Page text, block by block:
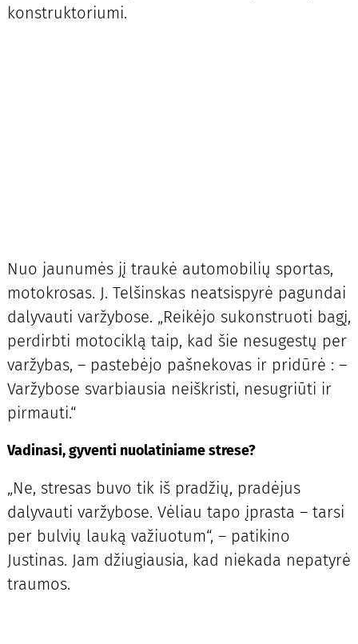
konstruktoriumi.
Nuo jaunumės jį traukė automobilių sportas,
motokrosas. J. Telšinskas neatsispyrė pagundai
dalyvauti varžybose. „Reikėjo sukonstruoti bagį,
perdirbti motociklą taip, kad šie nesugestų per
varžybas, – pastebėjo pašnekovas ir pridūrė : –
Varžybose svarbiausia neiškristi, nesugriūti ir
pirmauti.“
Vadinasi, gyventi nuolatiniame strese?
„Ne, stresas buvo tik iš pradžių, pradėjus
dalyvauti varžybose. Vėliau tapo įprasta – tarsi
per bulvių lauką važiuotum“, – patikino
Justinas. Jam džiugiausia, kad niekada nepatyrė
traumos.